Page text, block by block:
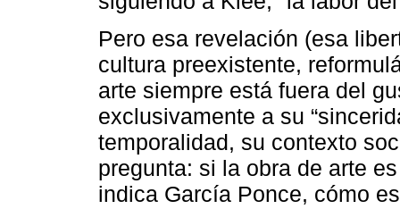
Pero esa revelación (esa
cultura preexistente,
arte siempre está fuera del
exclusivamente a su
temporalidad, su contexto
pregunta: si la obra de arte
indica García Ponce, cómo